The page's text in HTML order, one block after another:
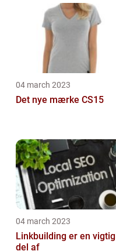
04 march 2023
Det nye mærke CS15
04 march 2023
Linkbuilding er en vigtig
del af